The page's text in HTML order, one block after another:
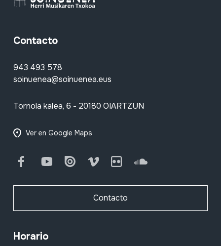
Contacto
943 493 578
soinuenea@soinuenea.eus
Tornola kalea, 6 - 20180 OIARTZUN
Ver en Google Maps
FacebookYoutube Issuu Vimeo Flickr SoundCloud
Contacto
Horario